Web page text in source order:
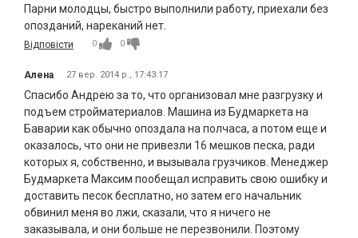
Парни молодцы, быстро выполнили работу, приехали без
опозданий, нареканий нет.
Відповісти 0 0
Алена 27 вер. 2014 р., 17:43:17
Спасибо Андрею за то, что организовал мне разгрузку и
подъем стройматериалов. Машина из Будмаркета на
Баварии как обычно опоздала на полчаса, а потом еще и
оказалось, что они не привезли 16 мешков песка, ради
которых я, собственно, и вызывала грузчиков. Менеджер
Будмаркета Максим пообещал исправить свою ошибку и
доставить песок бесплатно, но затем его начальник
обвинил меня во лжи, сказали, что я ничего не
заказывала, и они больше не перезвонили. Поэтому